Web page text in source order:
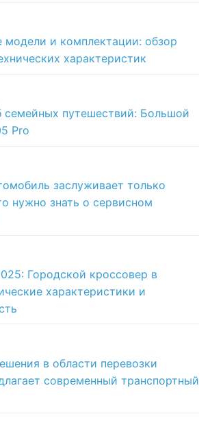
и комплектации: обзор
характеристик
путешествий: Большой
Pro
заслуживает только
нужно знать о сервисном
Городской кроссовер в
характеристики и
в области перевозки
современный транспортный